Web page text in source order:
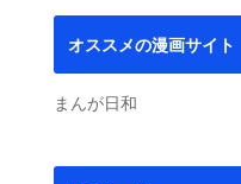
オススメの漫画サイト
まんが日和